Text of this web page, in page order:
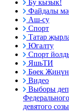
Бу кызык!
Файдалы
Аш-су
Спорт
Татар
Югалту
Спорт
ЯшьТИ
Бөек
Видео
Выборы
девятого